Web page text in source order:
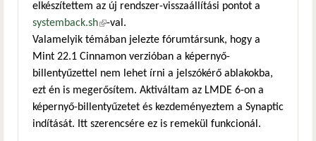
elkészítettem az új rendszer-visszaállítási pontot a
systemback.sh(külső hivatkozás)
-val.
Valamelyik témában jelezte fórumtársunk, hogy a
Mint 22.1 Cinnamon verzióban a képernyő-
billentyűzettel nem lehet írni a jelszókérő ablakokba,
ezt én is megerősítem. Aktiváltam az LMDE 6-on a
képernyő-billentyűzetet és kezdeményeztem a Synaptic
indítását. Itt szerencsére ez is remekül funkcionál.